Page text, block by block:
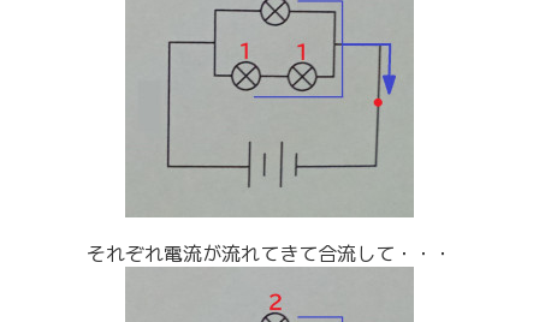
それぞれ電流が流れてきて合流して・・・